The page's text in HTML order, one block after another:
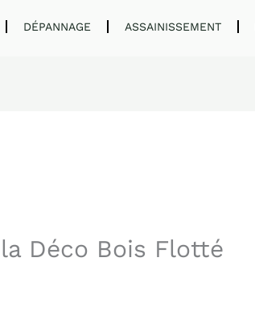
DÉPANNAGE ASSAINISSEMENT
Déco Bois Flotté